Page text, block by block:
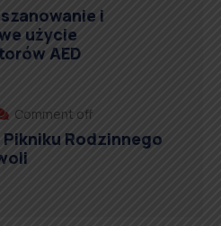
i
użycie
AED
Comment off
Rodzinnego